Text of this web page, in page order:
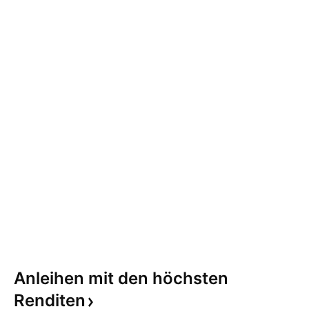
Anleihen mit den höchsten
Renditen